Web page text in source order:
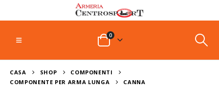
0
CASA SHOP
COMPONENTI
COMPONENTE PER ARMA LUNGA
CANNA